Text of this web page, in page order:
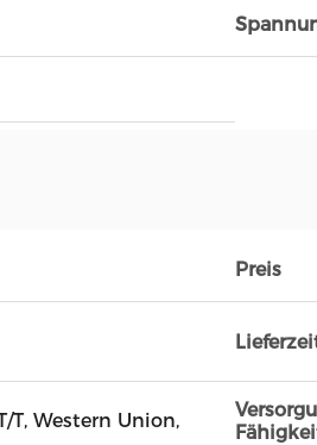
Preis
T, Western Union,